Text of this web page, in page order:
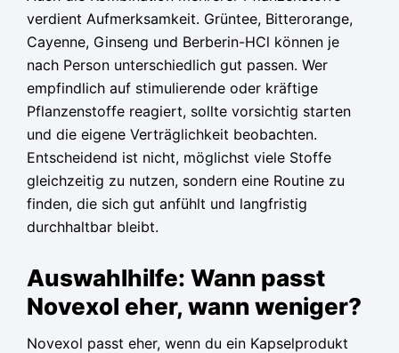
verdient Aufmerksamkeit. Grüntee, Bitterorange,
Cayenne, Ginseng und Berberin-HCl können je
nach Person unterschiedlich gut passen. Wer
empfindlich auf stimulierende oder kräftige
Pflanzenstoffe reagiert, sollte vorsichtig starten
und die eigene Verträglichkeit beobachten.
Entscheidend ist nicht, möglichst viele Stoffe
gleichzeitig zu nutzen, sondern eine Routine zu
finden, die sich gut anfühlt und langfristig
durchhaltbar bleibt.
Auswahlhilfe: Wann passt
Novexol eher, wann weniger?
Novexol passt eher, wenn du ein Kapselprodukt